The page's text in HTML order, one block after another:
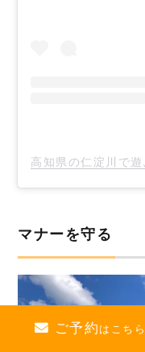
マナーを守る
ご予約 はこちら